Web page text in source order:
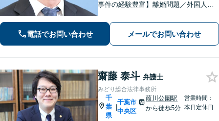
事件の経験豊富】離婚問題／外国人問
頼者に寄り添うスタイルに定評あり。
「解決後の生活から考える」がモット
ー。
電話でお問い合わせ メールでお問い合わせ
齋藤 泰斗 弁護士
みどり総合法律事務所
千
葉
県
|
千葉市
中央区
葭川公園駅
から徒歩5分
営業時間：
本日定休日